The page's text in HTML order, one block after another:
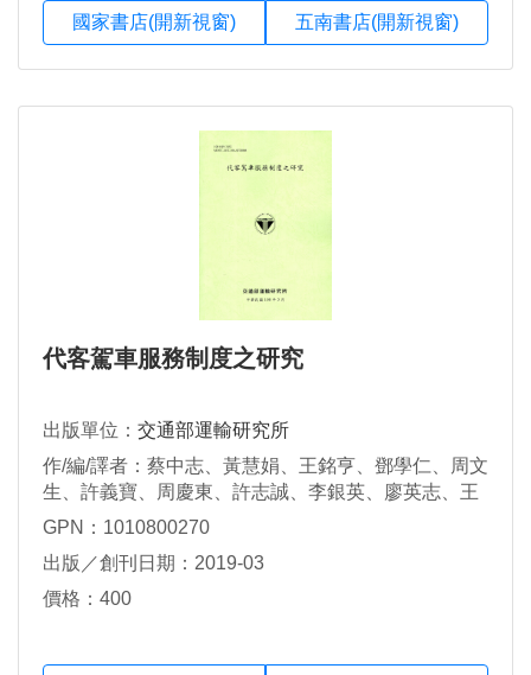
國家書店(開新視窗) 五南書店(開新視窗)
代客駕車服務制度之研究
出版單位： 交通部運輸研究所
作/編/譯者：蔡中志、黃慧娟、王銘亨、鄧學仁、周文
生、許義寶、周慶東、許志誠、李銀英、廖英志、王
瑞德、陳俊男、張峻誠、張開國、葉祖宏、喻世祥
GPN：1010800270
出版／創刊日期：2019-03
價格：400